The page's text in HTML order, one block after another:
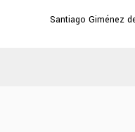
que decía,
“era un